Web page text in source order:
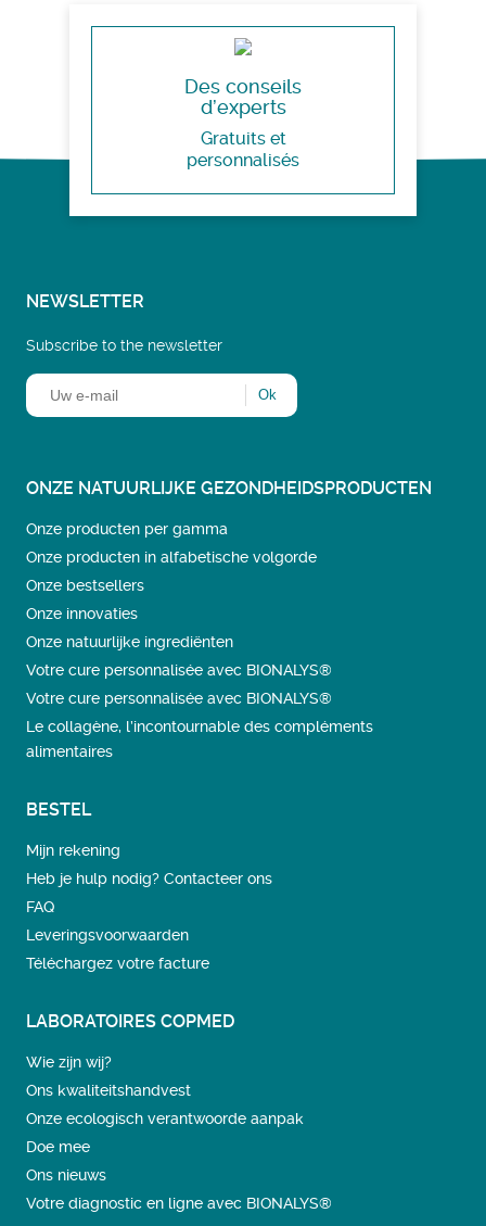
Des conseils
d’experts
Gratuits et
personnalisés
NEWSLETTER
Subscribe to the newsletter
ONZE NATUURLIJKE GEZONDHEIDSPRODUCTEN
Onze producten per gamma
Onze producten in alfabetische volgorde
Onze bestsellers
Onze innovaties
Onze natuurlijke ingrediënten
Votre cure personnalisée avec BIONALYS®
Votre cure personnalisée avec BIONALYS®
Le collagène, l’incontournable des compléments
alimentaires
BESTEL
Mijn rekening
Heb je hulp nodig? Contacteer ons
FAQ
Leveringsvoorwaarden
Téléchargez votre facture
LABORATOIRES COPMED
Wie zijn wij?
Ons kwaliteitshandvest
Onze ecologisch verantwoorde aanpak
Doe mee
Ons nieuws
Votre diagnostic en ligne avec BIONALYS®